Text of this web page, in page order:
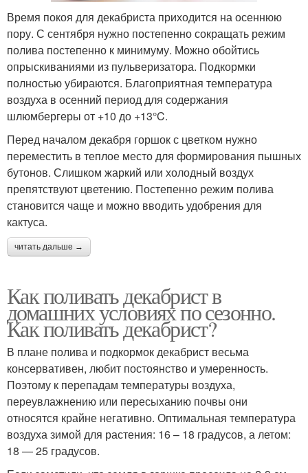
Время покоя для декабриста приходится на осеннюю
пору. С сентября нужно постепенно сокращать режим
полива постепенно к минимуму. Можно обойтись
опрыскиваниями из пульверизатора. Подкормки
полностью убираются. Благоприятная температура
воздуха в осенний период для содержания
шлюмбергеры от +10 до +13°C.
Перед началом декабря горшок с цветком нужно
переместить в теплое место для формирования пышных
бутонов. Слишком жаркий или холодный воздух
препятствуют цветению. Постепенно режим полива
становится чаще и можно вводить удобрения для
кактуса.
читать дальше →
Как поливать декабрист в
домашних условиях по сезонно.
Как поливать декабрист?
В плане полива и подкормок декабрист весьма
консервативен, любит постоянство и умеренность.
Поэтому к перепадам температуры воздуха,
переувлажнению или пересыханию почвы они
относятся крайне негативно. Оптимальная температура
воздуха зимой для растения: 16 – 18 градусов, а летом:
18 — 25 градусов.